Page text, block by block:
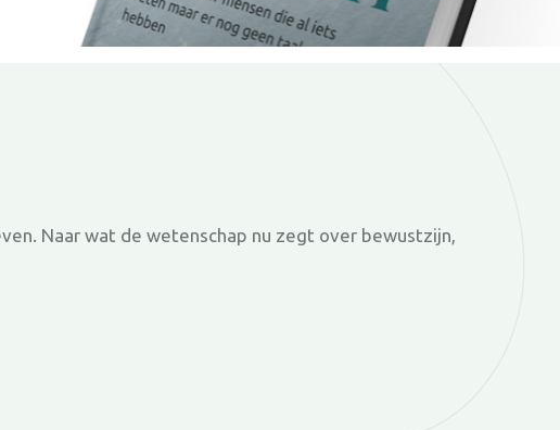
Naar wat de wetenschap nu zegt over bewustzijn,